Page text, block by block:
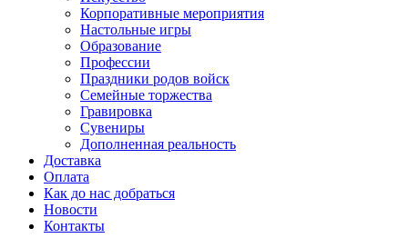
Корпоративные мероприятия
Настольные игры
Образование
Профессии
Праздники родов войск
Семейные торжества
Гравировка
Сувениры
Дополненная реальность
Доставка
Оплата
Как до нас добраться
Новости
Контакты